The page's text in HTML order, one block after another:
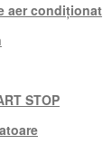
aer condiționat
STOP